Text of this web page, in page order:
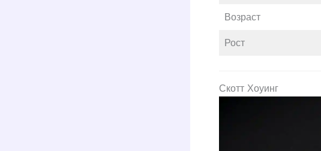
Возраст
Рост
Скотт Хоуинг